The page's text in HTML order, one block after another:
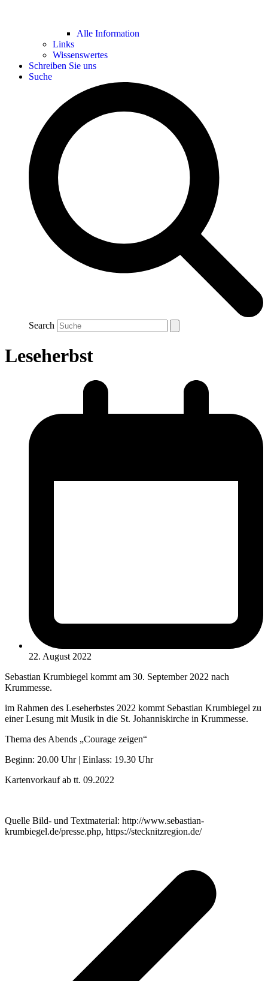
Alle Information
Links
Wissenswertes
Schreiben Sie uns
Suche
Search
Leseherbst
22. August 2022
Sebastian Krumbiegel kommt am 30. September 2022 nach
Krummesse.
im Rahmen des Leseherbstes 2022 kommt Sebastian Krumbiegel zu
einer Lesung mit Musik in die St. Johanniskirche in Krummesse.
Thema des Abends „Courage zeigen“
Beginn: 20.00 Uhr | Einlass: 19.30 Uhr
Kartenvorkauf ab tt. 09.2022
Quelle Bild- und Textmaterial: http://www.sebastian-
krumbiegel.de/presse.php, https://stecknitzregion.de/